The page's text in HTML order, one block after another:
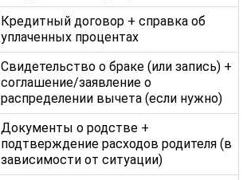
Кредитный договор + справка об
уплаченных процентах
Свидетельство о браке (или запись) +
соглашение/заявление о
распределении вычета (если нужно)
Документы о родстве +
подтверждение расходов родителя (в
зависимости от ситуации)